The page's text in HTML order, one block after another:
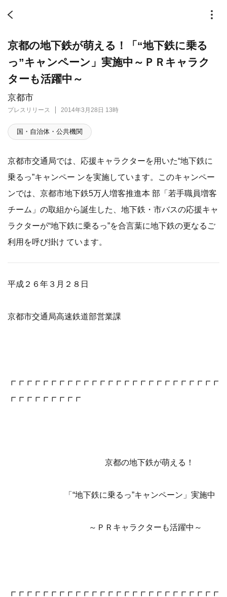
京都市
プレスリリース 2014年3月28日 13時
京都の地下鉄が萌える！「“地下鉄に乗る
っ”キャンペーン」実施中～ＰＲキャラク
ターも活躍中～
国・自治体・公共機関
京都市交通局では、応援キャラクターを用いた“地下鉄に
乗るっ”キャンペー ンを実施しています。このキャンペー
ンでは、京都市地下鉄5万人増客推進本 部「若手職員増客
チーム」の取組から誕生した、地下鉄・市バスの応援キャ
ラクターが“地下鉄に乗るっ”を合言葉に地下鉄の更なるご
利用を呼び掛け ています。
平成２６年３月２８日
京都市交通局高速鉄道部営業課
┏┏┏┏┏┏┏┏┏┏┏┏┏┏┏┏┏┏┏┏┏┏┏┏┏┏
┏┏┏┏┏┏┏┏┏
京都の地下鉄が萌える！
「“地下鉄に乗るっ”キャンペーン」実施中
～ＰＲキャラクターも活躍中～
┏┏┏┏┏┏┏┏┏┏┏┏┏┏┏┏┏┏┏┏┏┏┏┏┏┏